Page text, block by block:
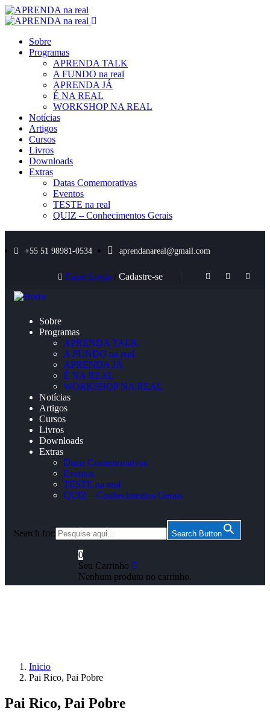
Sobre
Programas
APRENDA TALK
A FUNDO na real
APRENDA JÁ
É NA REAL
WORKSHOP NA REAL
Notícias
Artigos
Cursos
Livros
Downloads
Extras
Datas Comemorativas
Eventos
TESTE na real
QUIZ – Conhecimentos Gerais
+55 51 98981-0534 aprendanareal@gmail.com
Fazer Login / Cadastre-se
Sobre
Programas
APRENDA TALK
A FUNDO na real
APRENDA JÁ
É NA REAL
WORKSHOP NA REAL
Notícias
Artigos
Cursos
Livros
Downloads
Extras
Datas Comemorativas
Eventos
TESTE na real
QUIZ – Conhecimentos Gerais
Search for: Search Button
0
Seu Carrinho
Nenhum produto no carrinho.
Inicio
Pai Rico, Pai Pobre
Pai Rico, Pai Pobre